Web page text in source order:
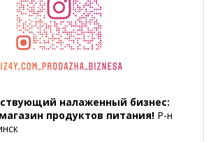
налаженный бизнес:
продуктов питания! Р-н